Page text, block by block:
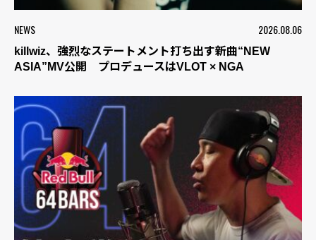
NEWS 2026.08.06
killwiz、強烈なステートメント打ち出す新曲“NEW
ASIA”MV公開 プロデュースはVLOT × NGA